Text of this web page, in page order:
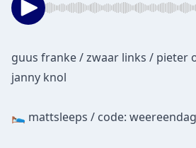
guus franke / zwaar links / pieter
janny knol
🛌 mattsleeps / code: weereendag